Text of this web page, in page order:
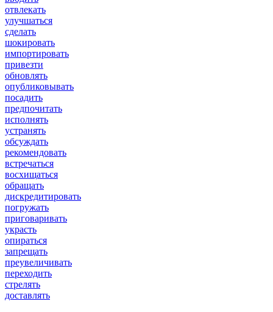
отвлекать
улучшаться
сделать
шокировать
импортировать
привезти
обновлять
опубликовывать
посадить
предпочитать
исполнять
устранять
обсуждать
рекомендовать
встречаться
восхищаться
обращать
дискредитировать
погружать
приговаривать
украсть
опираться
запрещать
преувеличивать
переходить
стрелять
доставлять